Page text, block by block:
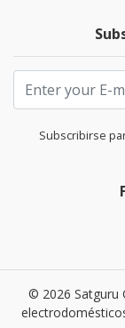
Subscribirse
© 2026 Satguru